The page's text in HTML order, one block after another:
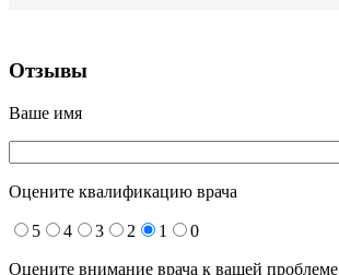
Отзывы
Ваше имя
Оцените квалификацию врача
5 4 3 2 1 0
Оцените внимание врача к вашей проблеме